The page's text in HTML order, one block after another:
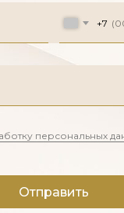
+7
персональных
Отправить